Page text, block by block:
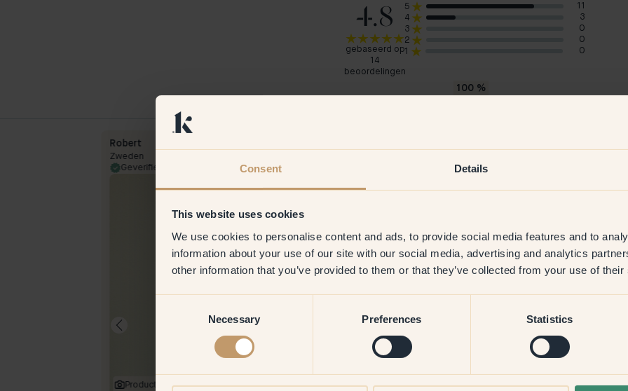
Consent Details
This website uses cookies
We use cookies to personalise content and ads, to provide social media features and to
information about your use of our site with our social media, advertising and analytics
other information that you’ve provided to them or that they’ve collected from your use of
Necessary Preferences Statistics
4.8
gebaseerd op
14
beoordelingen
5
11
4
3
3
0
2
0
1
0
100 %
Robert
Zweden
Geverifieerde klant
Productafbeelding Productafbeelding